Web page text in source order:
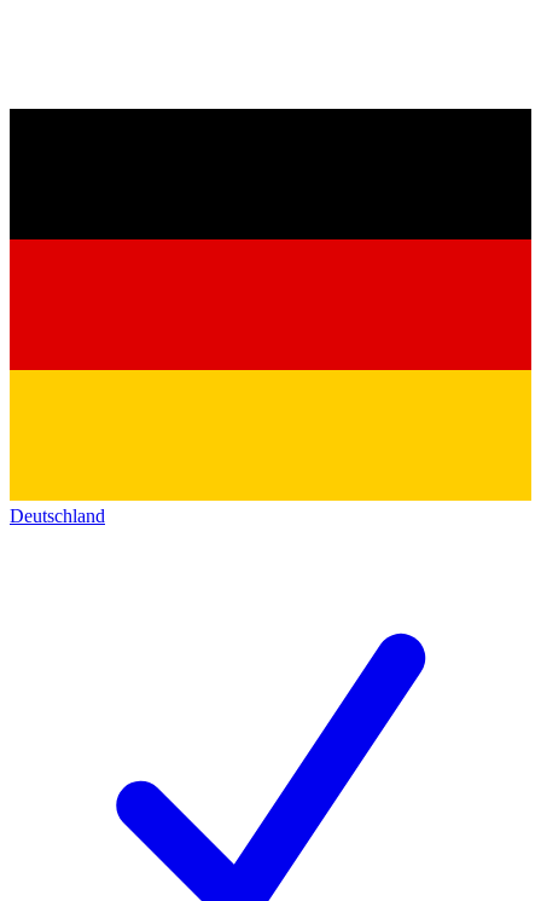
Deutschland